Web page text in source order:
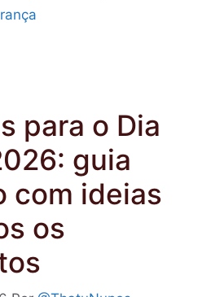
para o Dia
guia
com ideias
os